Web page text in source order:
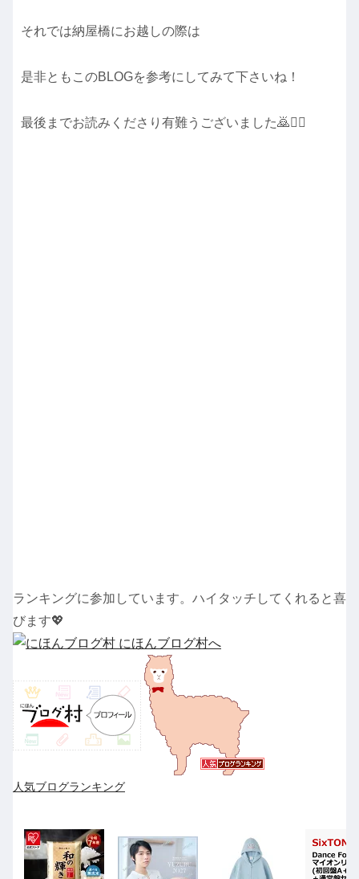
それでは納屋橋にお越しの際は
是非ともこのBLOGを参考にしてみて下さいね！
最後までお読みくださり有難うございました🙇🙇‍♀️
ランキングに参加しています。ハイタッチしてくれると喜
びます💖
人気ブログランキング